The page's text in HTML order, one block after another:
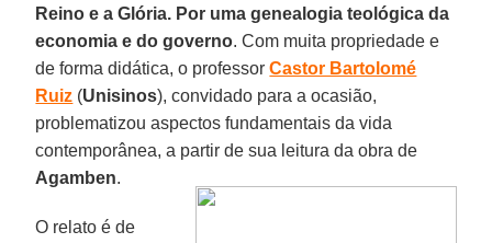
Reino e a Glória. Por uma genealogia teológica da
economia e do governo. Com muita propriedade e
de forma didática, o professorCastor Bartolomé
Ruiz (Unisinos), convidado para a ocasião,
problematizou aspectos fundamentais da vida
contemporânea, a partir de sua leitura da obra de
Agamben.
O relato é de